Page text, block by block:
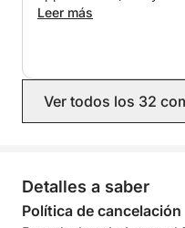
benefit), big beds &
Skipper Luis offering his
knowledge of land &
his over 60 years of
caves with some light
a glass of champagne
Leer más
Ver todos los 32
Detalles a saber
Política de cancelación